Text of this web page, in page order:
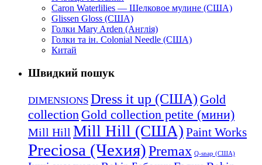
Caron Waterlilies — Шелковое мулине (США)
Glissen Gloss (США)
Голки Mary Arden (Англія)
Голки та ін. Colonial Needle (США)
Китай
Швидкий пошук
DIMENSIONS Dress it up (США) Gold
collection Gold collection petite (мини)
Mill Hill Mill Hill (США) Paint Works
Preciosa (Чехия)Premax Q-snap (США)